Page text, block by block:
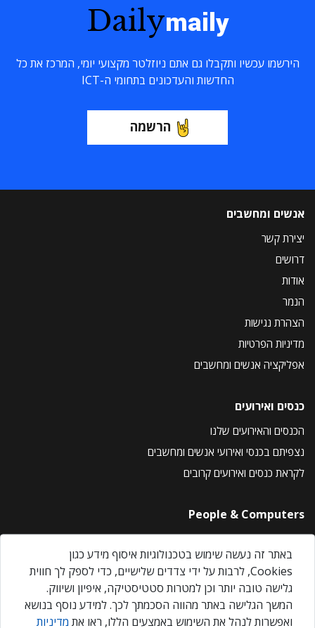
Dailymaily
הירשמו עכשיו ותקבלו גם אתם ניוזלטר מקצועי יומי, המרכז את כל
החדשות והעדכונים בתחומי ה-ICT
הרשמה
אנשים ומחשבים
יצירת קשר
דרושים
אודות
הנמר
הצהרת נגישות
מדיניות הפרטיות
אפליקציה אנשים ומחשבים
כנסים ואירועים
הכנסים והאירועים שלנו
נצפיתם בכנסי ואירועי אנשים ומחשבים
לקראת כנסים ואירועים קרובים
People & Computers
About Us
Privacy Policy
Contact Us
Our Events
באתר זה נעשה שימוש בטכנולוגיות איסוף מידע כגון
Cookies, לרבות על ידי צדדים שלישיים, כדי לספק לך חווית
גלישה טובה יותר וכן למטרות סטטיסטיקה, איפיון ושיווק.
המשך הגלישה באתר מהווה הסכמתך לכך. למידע נוסף בנושא
ואפשרות לנהל את השימוש באמצעים הללו, ראו את מדיניות